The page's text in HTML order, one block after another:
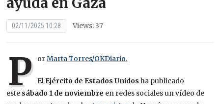
02/11/2025 10:28 Views: 37
P orMarta Torres/OKDiario.
El Ejército de Estados Unidos ha publicado
este sábado 1 de noviembre en redes sociales un vídeo de